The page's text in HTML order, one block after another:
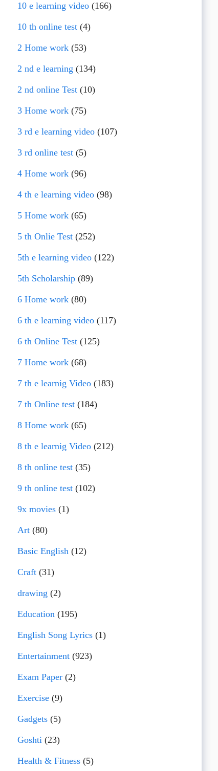
10 e learning video (166)
10 th online test (4)
2 Home work (53)
2 nd e learning (134)
2 nd online Test (10)
3 Home work (75)
3 rd e learning video (107)
3 rd online test (5)
4 Home work (96)
4 th e learning video (98)
5 Home work (65)
5 th Onlie Test (252)
5th e learning video (122)
5th Scholarship (89)
6 Home work (80)
6 th e learning video (117)
6 th Online Test (125)
7 Home work (68)
7 th e learnig Video (183)
7 th Online test (184)
8 Home work (65)
8 th e learnig Video (212)
8 th online test (35)
9 th online test (102)
9x movies (1)
Art (80)
Basic English (12)
Craft (31)
drawing (2)
Education (195)
English Song Lyrics (1)
Entertainment (923)
Exam Paper (2)
Exercise (9)
Gadgets (5)
Goshti (23)
Health & Fitness (5)